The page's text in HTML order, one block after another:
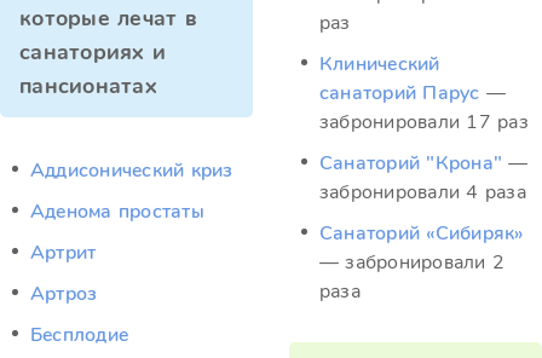
которые лечат в
санаториях и
пансионатах
Аддисонический криз
Аденома простаты
Артрит
Артроз
Бесплодие
раз
Клинический
санаторий Парус —
забронировали 17 раз
Санаторий "Крона" —
забронировали 4 раза
Санаторий «Сибиряк»
— забронировали 2
раза